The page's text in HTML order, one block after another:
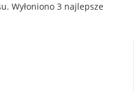
Wyłoniono 3 najlepsze